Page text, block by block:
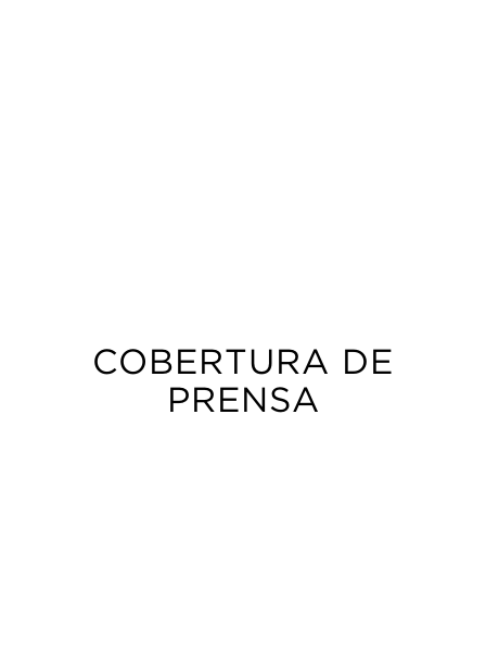
COBERTURA DE
PRENSA